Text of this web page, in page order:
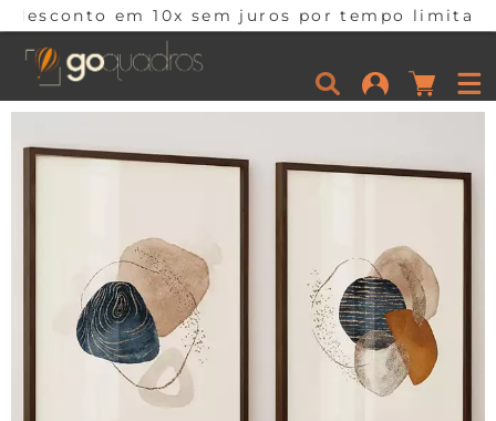
10x sem juros por tempo limitado. Corra e